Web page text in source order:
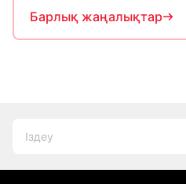
Барлық жаңалықтар